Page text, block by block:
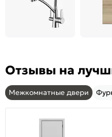
Отзывы на
Межкомнатные двери